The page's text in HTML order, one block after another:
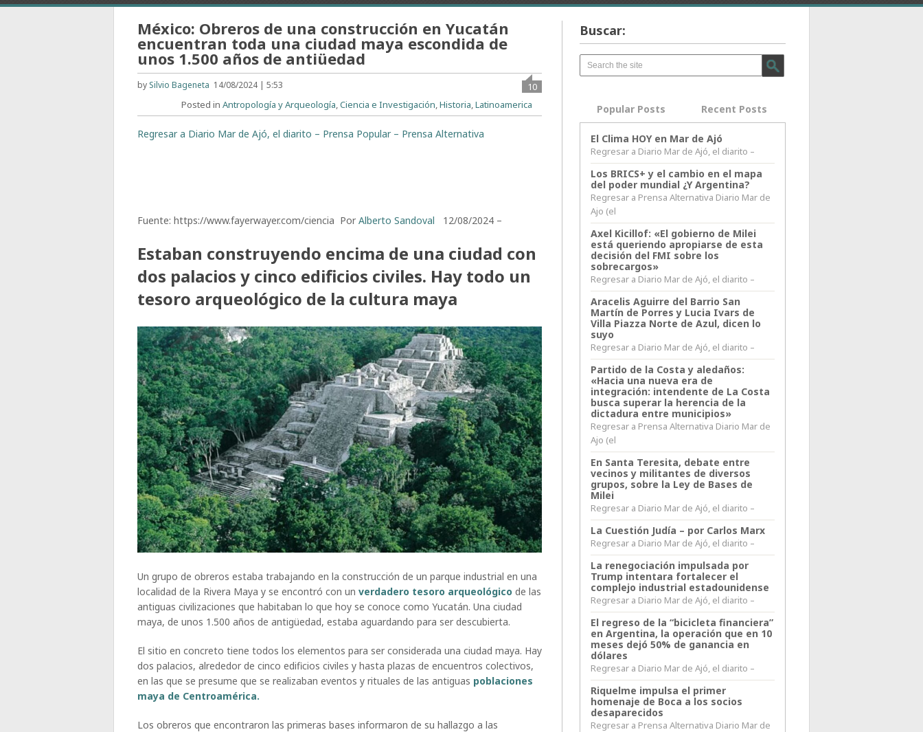
México: Obreros de una construcción en Yucatán
encuentran toda una ciudad maya escondida de
unos 1.500 años de antiüedad
by Silvio Bageneta 14/08/2024 | 5:53
10
Posted inAntropología y Arqueología,Ciencia e Investigación,Historia,Latinoamerica
Regresar a Diario Mar de Ajó, el diarito – Prensa Popular – Prensa Alternativa
Fuente: https://www.fayerwayer.com/ciencia Por Alberto Sandoval 12/08/2024 –
Estaban construyendo encima de una ciudad con
dos palacios y cinco edificios civiles. Hay todo un
tesoro arqueológico de la cultura maya
Un grupo de obreros estaba trabajando en la construcción de un parque industrial en una
localidad de la Rivera Maya y se encontró con unverdadero tesoro arqueológico de las
antiguas civilizaciones que habitaban lo que hoy se conoce como Yucatán. Una ciudad
maya, de unos 1.500 años de antigüedad, estaba aguardando para ser descubierta.
El sitio en concreto tiene todos los elementos para ser considerada una ciudad maya. Hay
dos palacios, alrededor de cinco edificios civiles y hasta plazas de encuentros colectivos,
en las que se presume que se realizaban eventos y rituales de las antiguas poblaciones
maya de Centroamérica.
Los obreros que encontraron las primeras bases informaron de su hallazgo a las
Buscar:
Popular Posts Recent Posts
El Clima HOY en Mar de Ajó
Regresar a Diario Mar de Ajó, el diarito –
Los BRICS+ y el cambio en el mapa
del poder mundial ¿Y Argentina?
Regresar a Prensa Alternativa Diario Mar de
Ajo (el
Axel Kicillof: «El gobierno de Milei
está queriendo apropiarse de esta
decisión del FMI sobre los
sobrecargos»
Regresar a Diario Mar de Ajó, el diarito –
Aracelis Aguirre del Barrio San
Martín de Porres y Lucia Ivars de
Villa Piazza Norte de Azul, dicen lo
suyo
Regresar a Diario Mar de Ajó, el diarito –
Partido de la Costa y aledaños:
«Hacia una nueva era de
integración: intendente de La Costa
busca superar la herencia de la
dictadura entre municipios»
Regresar a Prensa Alternativa Diario Mar de
Ajo (el
En Santa Teresita, debate entre
vecinos y militantes de diversos
grupos, sobre la Ley de Bases de
Milei
Regresar a Diario Mar de Ajó, el diarito –
La Cuestión Judía – por Carlos Marx
Regresar a Diario Mar de Ajó, el diarito –
La renegociación impulsada por
Trump intentara fortalecer el
complejo industrial estadounidense
Regresar a Diario Mar de Ajó, el diarito –
El regreso de la “bicicleta financiera”
en Argentina, la operación que en 10
meses dejó 50% de ganancia en
dólares
Regresar a Diario Mar de Ajó, el diarito –
Riquelme impulsa el primer
homenaje de Boca a los socios
desaparecidos
Regresar a Prensa Alternativa Diario Mar de